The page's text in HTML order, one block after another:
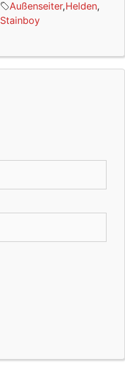
Außenseiter,Helden,
Stainboy